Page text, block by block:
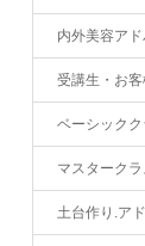
内外美容ア
受講生・お
ベーシック
マスターク
土台作り.ア